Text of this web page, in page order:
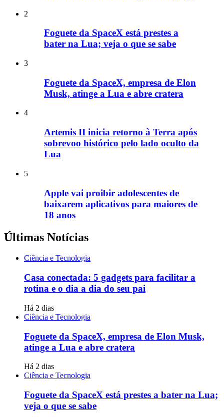
2
Foguete da SpaceX está prestes a
bater na Lua; veja o que se sabe
3
Foguete da SpaceX, empresa de Elon
Musk, atinge a Lua e abre cratera
4
Artemis II inicia retorno à Terra após
sobrevoo histórico pelo lado oculto da
Lua
5
Apple vai proibir adolescentes de
baixarem aplicativos para maiores de
18 anos
Últimas Notícias
Ciência e Tecnologia
Casa conectada: 5 gadgets para facilitar a
rotina e o dia a dia do seu pai
Há 2 dias
Ciência e Tecnologia
Foguete da SpaceX, empresa de Elon Musk,
atinge a Lua e abre cratera
Há 2 dias
Ciência e Tecnologia
Foguete da SpaceX está prestes a bater na Lua;
veja o que se sabe